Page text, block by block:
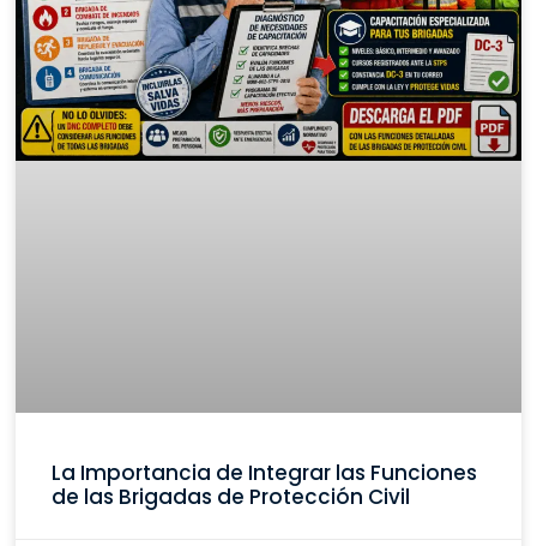
La Importancia de Integrar las Funciones
de las Brigadas de Protección Civil